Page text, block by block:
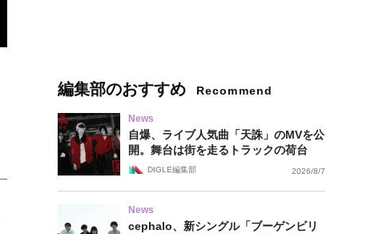
編集部のおすすめ Recommend
News
自爆、ライブ人気曲「天誅」のMVを公
開。舞台は街を走るトラックの荷台
DIGLE編集部 2026/8/7
News
cephalo、新シングル「ブーゲンビリ